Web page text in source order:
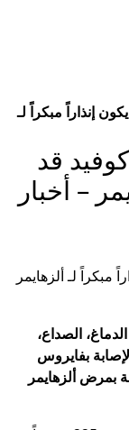
إنذاراً مبكراً لـ
قد
– أخبار
الصداع،
بفايروس
بمرض ألزهايمر